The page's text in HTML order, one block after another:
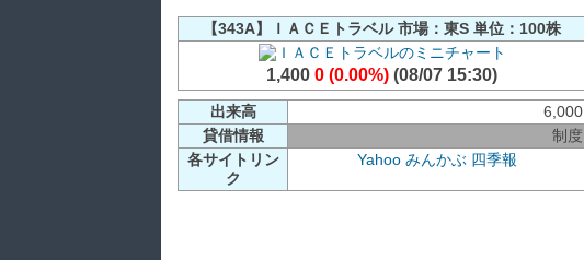
【343A】ＩＡＣＥトラベル 市場：東S 単位：100株
1,400 0 (0.00%) (08/07 15:30)
出来高
6,000
貸借情報
制度
各サイトリン
ク
Yahoo みんかぶ 四季報